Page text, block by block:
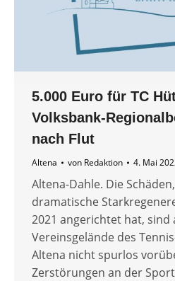
5.000 Euro für TC
Volksbank-
nach Flut
Altena von Redaktion 4. Mai
Altena-Dahle. Die
dramatische
2021 angerichtet hat, sind
Vereinsgelände des
Altena nicht spurlos
Zerstörungen an der